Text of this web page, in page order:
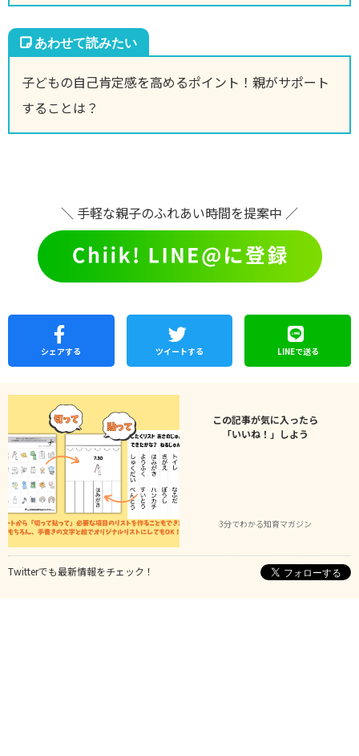
子どもの自己肯定感を高めるポイント！親がサポート
することは？
＼ 手軽な親子のふれあい時間を提案中 ／
シェアする ツイートする LINEで送る
この記事が気に入ったら
「いいね！」しよう
3分でわかる知育マガジン
Twitterでも最新情報をチェック！